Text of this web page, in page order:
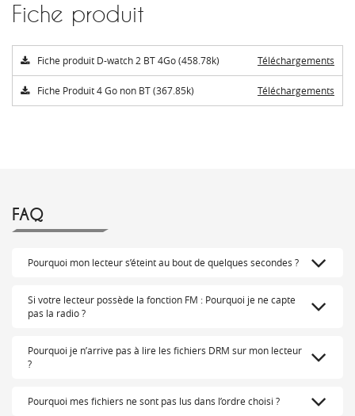
Fiche produit
Fiche produit D-watch 2 BT 4Go (458.78k) Téléchargements
Fiche Produit 4 Go non BT (367.85k) Téléchargements
FAQ
Pourquoi mon lecteur s’éteint au bout de quelques secondes ?
Si votre lecteur possède la fonction FM : Pourquoi je ne capte
pas la radio ?
Pourquoi je n’arrive pas à lire les fichiers DRM sur mon lecteur
?
Pourquoi mes fichiers ne sont pas lus dans l’ordre choisi ?